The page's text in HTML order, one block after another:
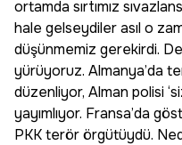
ortamda sırtımız
hale gelseydiler asıl o
düşünmemiz gerekirdi.
yürüyoruz. Almanya’da
düzenliyor, Alman polisi
yayımlıyor. Fransa’da
PKK terör örgütüydü.